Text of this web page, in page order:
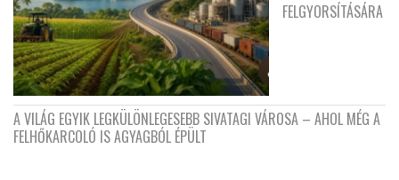
FELGYORSÍTÁSÁRA
A VILÁG EGYIK LEGKÜLÖNLEGESEBB SIVATAGI VÁROSA – AHOL MÉG A
FELHŐKARCOLÓ IS AGYAGBÓL ÉPÜLT